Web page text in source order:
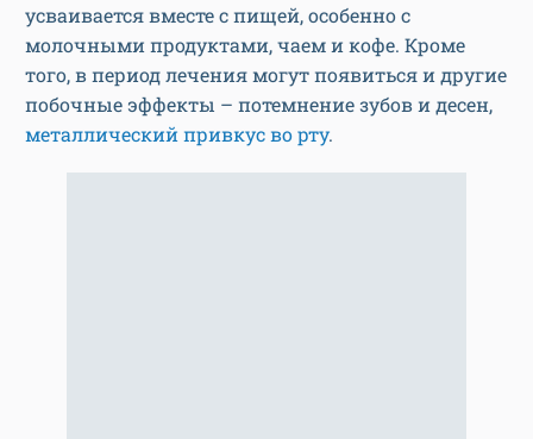
усваивается вместе с пищей, особенно с
молочными продуктами, чаем и кофе. Кроме
того, в период лечения могут появиться и другие
побочные эффекты – потемнение зубов и десен,
металлический привкус во рту.